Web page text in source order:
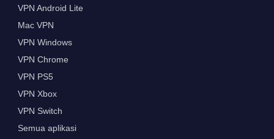
VPN Android Lite
Mac VPN
VPN Windows
VPN Chrome
VPN PS5
VPN Xbox
VPN Switch
Semua aplikasi